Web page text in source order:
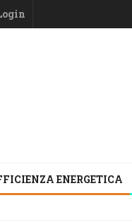
ENERGETICA